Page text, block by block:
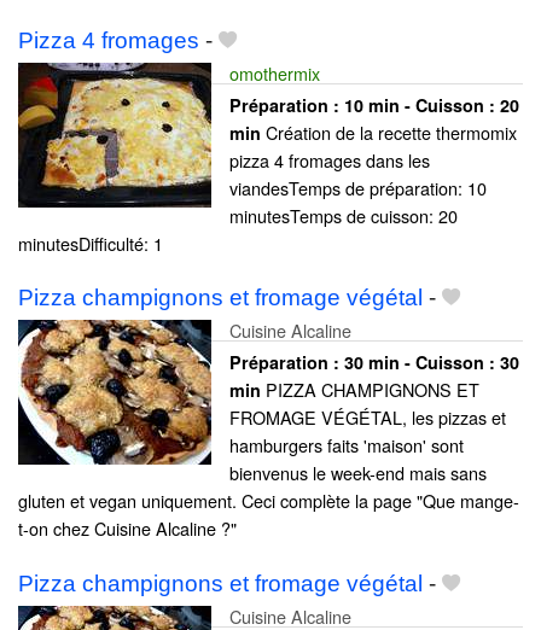
Pizza 4 fromages -
omothermix
Préparation : 10 min - Cuisson : 20
min Création de la recette thermomix
pizza 4 fromages dans les
viandesTemps de préparation: 10
minutesTemps de cuisson: 20
minutesDifficulté: 1
Pizza champignons et fromage végétal -
Cuisine Alcaline
Préparation : 30 min - Cuisson : 30
min PIZZA CHAMPIGNONS ET
FROMAGE VÉGÉTAL, les pizzas et
hamburgers faits 'maison' sont
bienvenus le week-end mais sans
gluten et vegan uniquement. Ceci complète la page "Que mange-
t-on chez Cuisine Alcaline ?"
Pizza champignons et fromage végétal -
Cuisine Alcaline